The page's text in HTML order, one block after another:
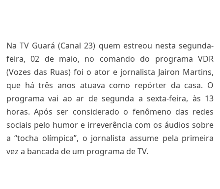
Na TV Guará (Canal 23) quem estreou nesta segunda-
feira, 02 de maio, no comando do programa VDR
(Vozes das Ruas) foi o ator e jornalista Jairon Martins,
que há três anos atuava como repórter da casa. O
programa vai ao ar de segunda a sexta-feira, às 13
horas. Após ser considerado o fenômeno das redes
sociais pelo humor e irreverência com os áudios sobre
a “tocha olímpica”, o jornalista assume pela primeira
vez a bancada de um programa de TV.